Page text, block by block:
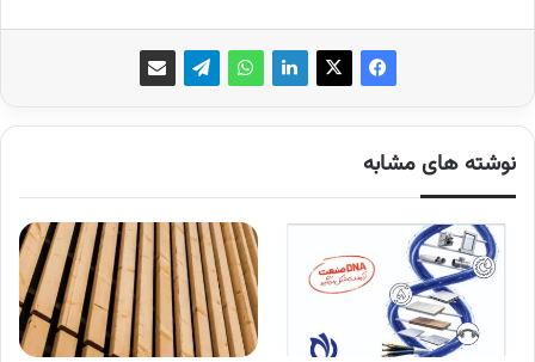
نوشته های مشابه